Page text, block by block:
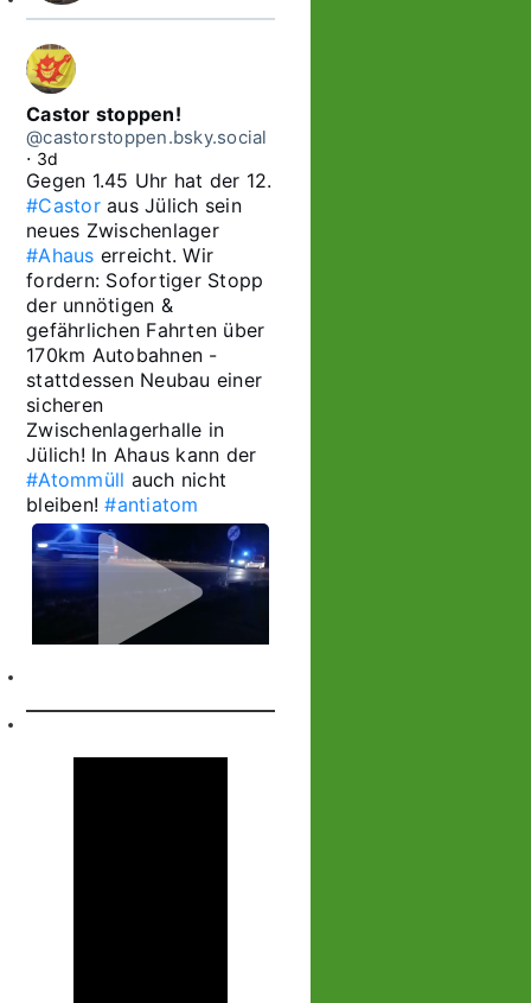
Castor stoppen!
@castorstoppen.bsky.social
⋅ 3d
#Castor aus Jülich sein
neues Zwischenlager
#Ahaus erreicht. Wir
fordern: Sofortiger Stopp
der unnötigen &
gefährlichen Fahrten über
170km Autobahnen -
stattdessen Neubau einer
sicheren
Zwischenlagerhalle in
#Atommüll auch nicht
bleiben! #antiatom